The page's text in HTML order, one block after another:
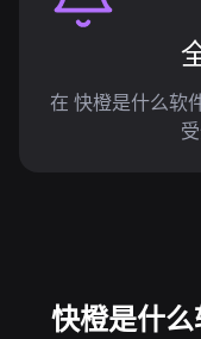
在 快橙是什么软
快橙是什